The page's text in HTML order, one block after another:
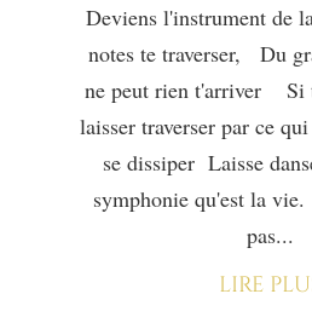
Deviens l'instrument de
notes te traverser, Du
ne peut rien t'arriver Si
laisser traverser par ce
se dissiper Laisse
symphonie qu'est la
pas...
lire